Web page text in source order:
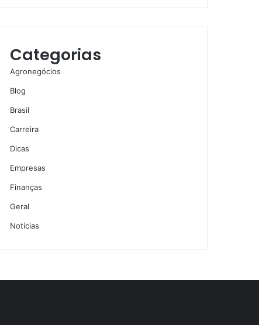
Categorias
Agronegócios
Blog
Brasil
Carreira
Dicas
Empresas
Finanças
Geral
Notícias